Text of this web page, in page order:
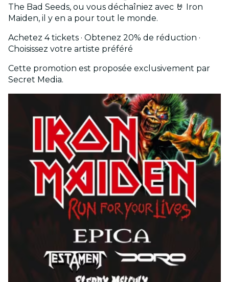
The Bad Seeds, ou vous déchaîniez avec 🤘 Iron
Maiden, il y en a pour tout le monde.
Achetez 4 tickets · Obtenez 20% de réduction ·
Choisissez votre artiste préféré
Cette promotion est proposée exclusivement par
Secret Media.